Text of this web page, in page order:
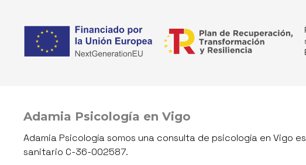
Adamia Psicología en Vigo
Adamia Psicología somos una consulta de psicología en Vigo
sanitario C-36-002587.